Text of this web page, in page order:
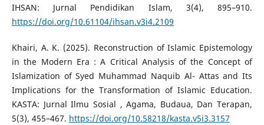
IHSAN: Jurnal Pendidikan Islam, 3(4), 895–910.
https://doi.org/10.61104/ihsan.v3i4.2109
Khairi, A. K. (2025). Reconstruction of Islamic Epistemology
in the Modern Era : A Critical Analysis of the Concept of
Islamization of Syed Muhammad Naquib Al- Attas and Its
Implications for the Transformation of Islamic Education.
KASTA: Jurnal Ilmu Sosial , Agama, Budaua, Dan Terapan,
5(3), 455–467. https://doi.org/10.58218/kasta.v5i3.3157